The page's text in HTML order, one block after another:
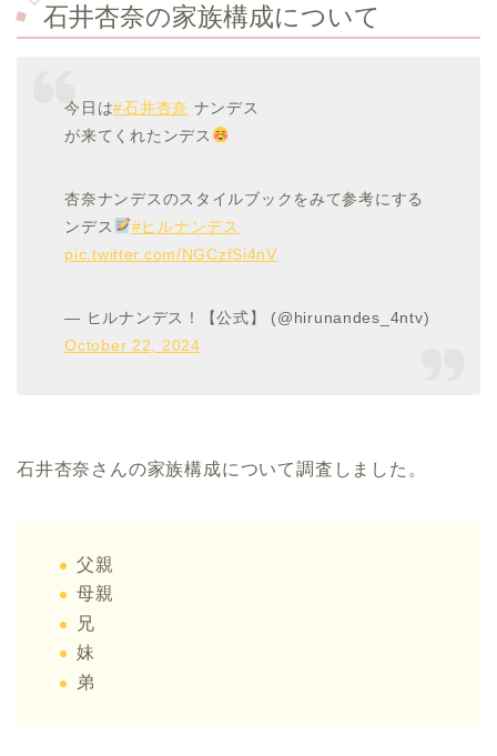
石井杏奈の家族構成について
今日は#石井杏奈 ナンデス
が来てくれたンデス
杏奈ナンデスのスタイルブックをみて参考にする
ンデス
#ヒルナンデス
pic.twitter.com/NGCzfSi4nV
— ヒルナンデス！【公式】 (@hirunandes_4ntv)
October 22, 2024
石井杏奈さんの家族構成について調査しました。
父親
母親
兄
妹
弟